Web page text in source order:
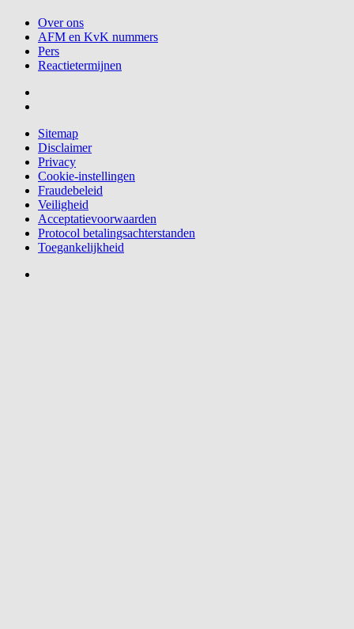
Over ons
AFM en KvK nummers
Pers
Reactietermijnen
Sitemap
Disclaimer
Privacy
Cookie-instellingen
Fraudebeleid
Veiligheid
Acceptatievoorwaarden
Protocol betalingsachterstanden
Toegankelijkheid